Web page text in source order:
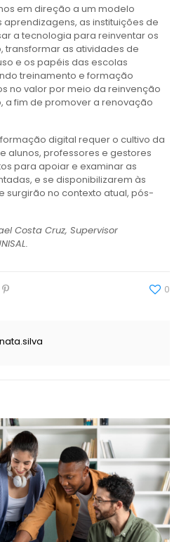
em direção a um modelo
aprendizagens, as instituições de
a tecnologia para reinventar os
transformar as atividades de
e os papéis das escolas
treinamento e formação
no valor por meio da reinvenção
a fim de promover a renovação
digital requer o cultivo da
alunos, professores e gestores
para apoiar e examinar as
e se disponibilizarem às
surgirão no contexto atual, pós-
Costa Cruz, Supervisor
0